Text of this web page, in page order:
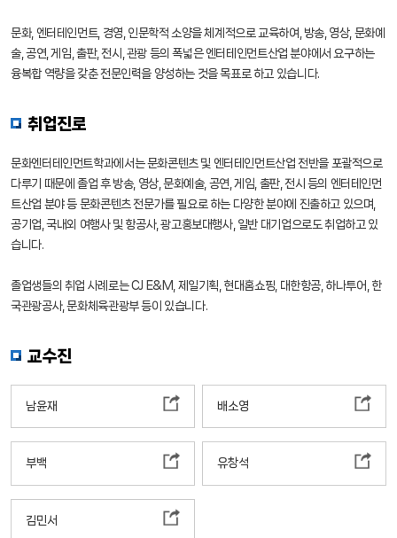
문화, 엔터테인먼트, 경영, 인문학적 소양을 체계적으로 교육하여, 방송, 영상, 문화예
술, 공연, 게임, 출판, 전시, 관광 등의 폭넓은 엔터테인먼트산업 분야에서 요구하는
융복합 역량을 갖춘 전문인력을 양성하는 것을 목표로 하고 있습니다.
취업진로
문화엔터테인먼트학과에서는 문화콘텐츠 및 엔터테인먼트산업 전반을 포괄적으로
다루기 때문에 졸업 후 방송, 영상, 문화예술, 공연, 게임, 출판, 전시 등의 엔터테인먼
트산업 분야 등 문화콘텐츠 전문가를 필요로 하는 다양한 분야에 진출하고 있으며,
공기업, 국내외 여행사 및 항공사, 광고홍보대행사, 일반 대기업으로도 취업하고 있
습니다.
졸업생들의 취업 사례로는 CJ E&M, 제일기획, 현대홈쇼핑, 대한항공, 하나투어, 한
국관광공사, 문화체육관광부 등이 있습니다.
교수진
남윤재 배소영
부백 유창석
김민서